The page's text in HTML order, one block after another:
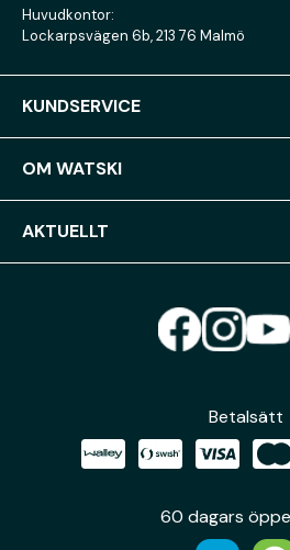
Huvudkontor:
Lockarpsvägen 6b, 213 76 Malmö
KUNDSERVICE
OM WATSKI
AKTUELLT
Betalsätt
60 dagars